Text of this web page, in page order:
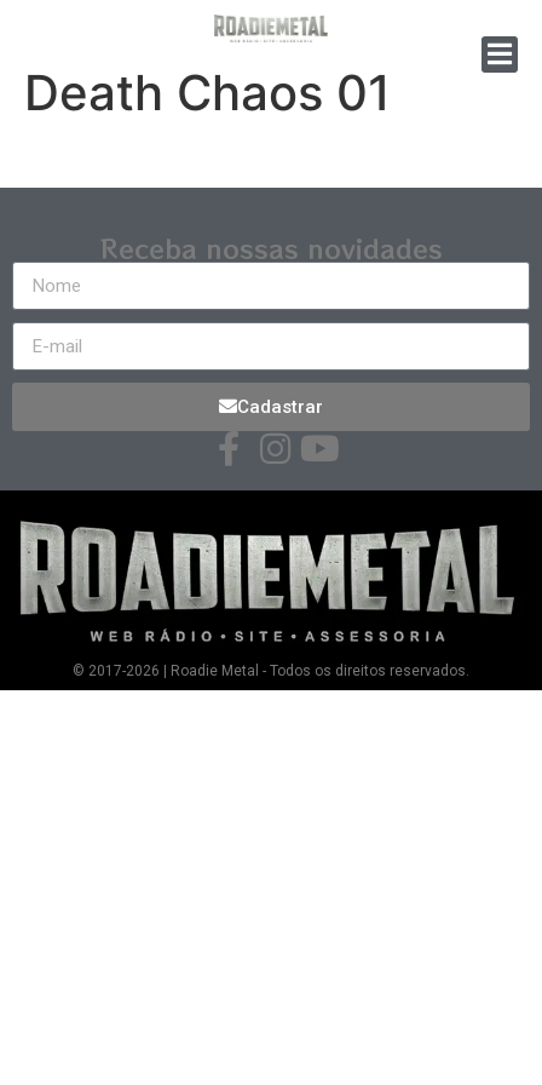
Death Chaos 01
Receba nossas novidades
Cadastrar
© 2017-2026 | Roadie Metal - Todos os direitos reservados.